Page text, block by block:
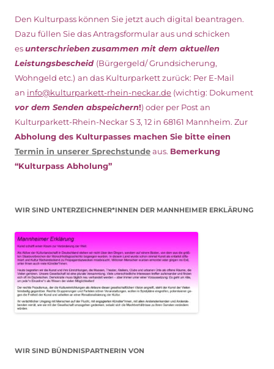
Den Kulturpass können Sie jetzt auch digital beantragen.
Dazu füllen Sie das Antragsformular aus und schicken
esunterschriebenzusammen mit dem aktuellen
Leistungsbescheid (Bürgergeld/ Grundsicherung,
Wohngeld etc.) an das Kulturparkett zurück: Per E-Mail
an info@kulturparkett-rhein-neckar.de (wichtig: Dokument
vor dem Senden abspeichern!) oder per Post an
Kulturparkett-Rhein-Neckar S 3, 12 in 68161 Mannheim. Zur
Abholung des Kulturpasses machen Sie bitte einen
Termin in unserer Sprechstundeaus. Bemerkung
“Kulturpass Abholung”
WIR SIND UNTERZEICHNER*INNEN DER MANNHEIMER ERKLÄRUNG
WIR SIND BÜNDNISPARTNERIN VON